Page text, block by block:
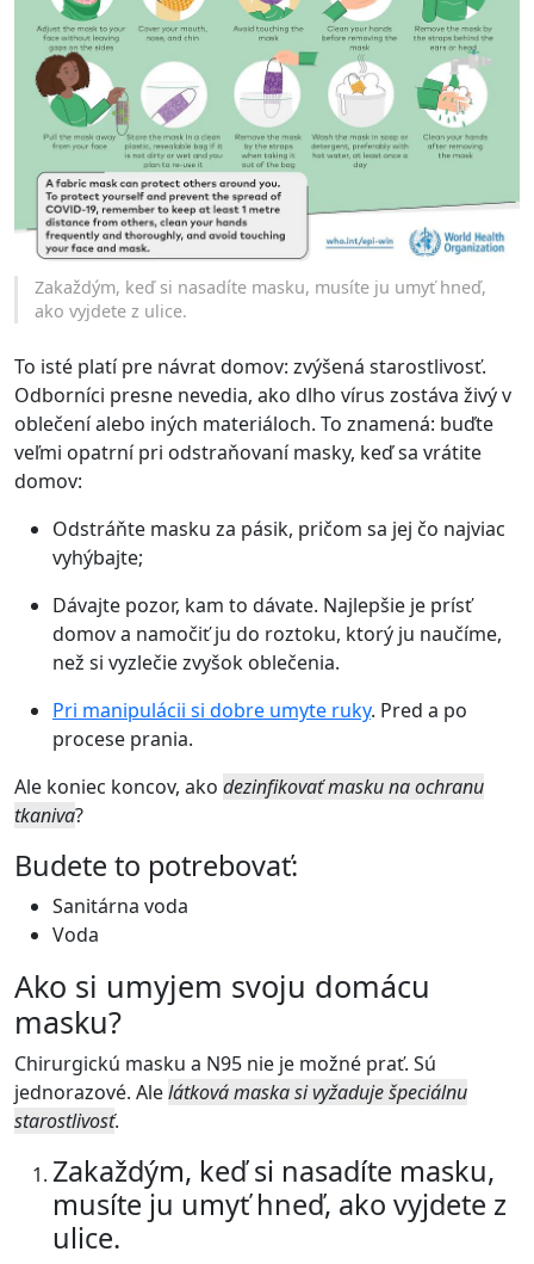
Zakaždým, keď si nasadíte masku, musíte ju umyť hneď,
ako vyjdete z ulice.
To isté platí pre návrat domov: zvýšená starostlivosť.
Odborníci presne nevedia, ako dlho vírus zostáva živý v
oblečení alebo iných materiáloch. To znamená: buďte
veľmi opatrní pri odstraňovaní masky, keď sa vrátite
domov:
Odstráňte masku za pásik, pričom sa jej čo najviac
vyhýbajte;
Dávajte pozor, kam to dávate. Najlepšie je prísť
domov a namočiť ju do roztoku, ktorý ju naučíme,
než si vyzlečie zvyšok oblečenia.
Pri manipulácii si dobre umyte ruky. Pred a po
procese prania.
Ale koniec koncov, ako dezinfikovať masku na ochranu
tkaniva?
Budete to potrebovať:
Sanitárna voda
Voda
Ako si umyjem svoju domácu
masku?
Chirurgickú masku a N95 nie je možné prať. Sú
jednorazové. Alelátková maska si vyžaduje špeciálnu
starostlivosť.
Zakaždým, keď si nasadíte masku,
musíte ju umyť hneď, ako vyjdete z
ulice.